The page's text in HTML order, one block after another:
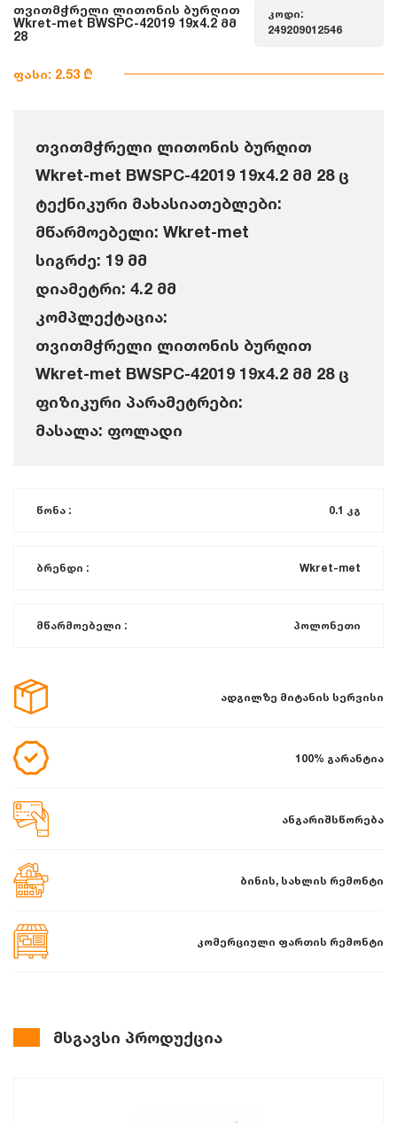
თვითმჭრელი ლითონის ბურღით
Wkret-met BWSPC-42019 19x4.2 მმ
28
კოდი:
249209012546
ფასი: 2.53 ₾
თვითმჭრელი ლითონის ბურღით
Wkret-met BWSPC-42019 19x4.2 მმ 28 ც
ტექნიკური მახასიათებლები:
მწარმოებელი: Wkret-met
სიგრძე: 19 მმ
დიამეტრი: 4.2 მმ
კომპლექტაცია:
თვითმჭრელი ლითონის ბურღით
Wkret-met BWSPC-42019 19x4.2 მმ 28 ც
ფიზიკური პარამეტრები:
მასალა: ფოლადი
წონა : 0.1 კგ
ბრენდი : Wkret-met
მწარმოებელი : პოლონეთი
ადგილზე მიტანის სერვისი
100% გარანტია
ანგარიშსწორება
ბინის, სახლის რემონტი
კომერციული ფართის რემონტი
მსგავსი პროდუქცია